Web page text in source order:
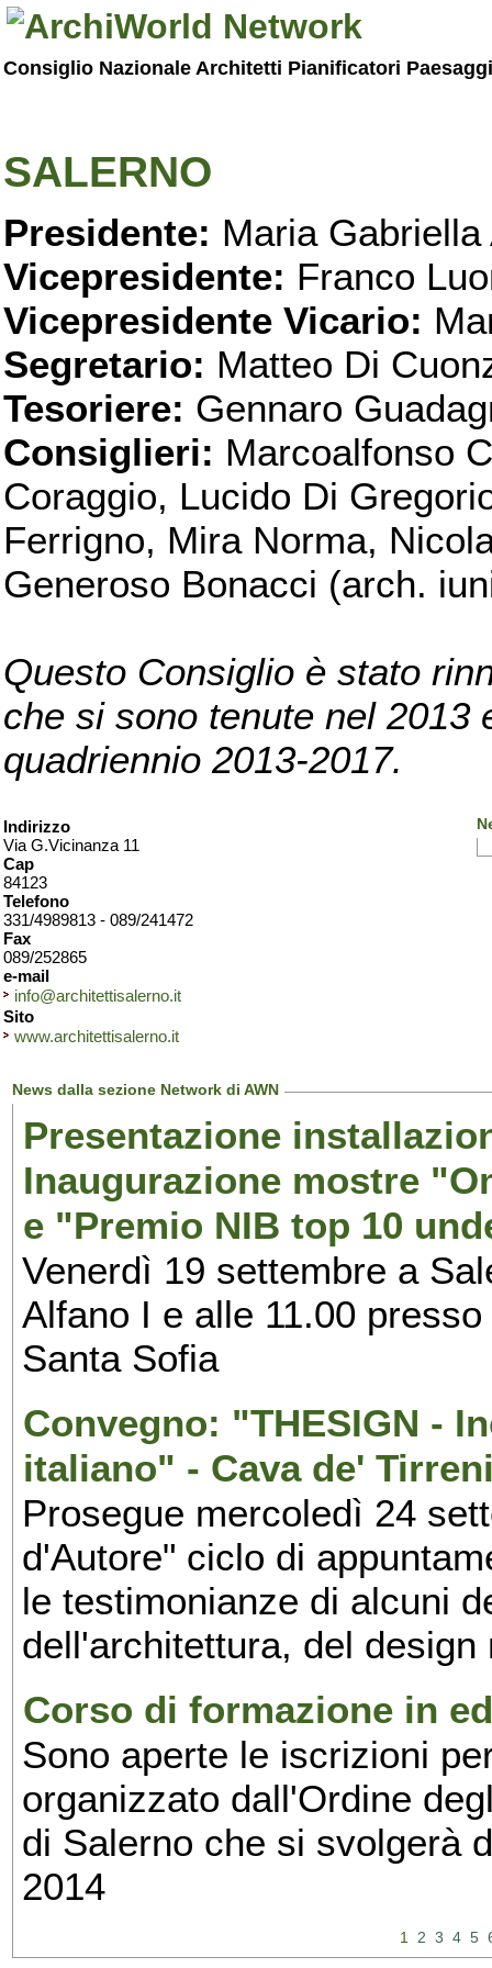
Consiglio Nazionale Architetti Pianificatori
SALERNO
Presidente: Maria Gabriella
Vicepresidente: Franco
Vicepresidente Vicario:
Segretario: Matteo Di
Tesoriere: Gennaro
Consiglieri: Marcoalfonso
Coraggio, Lucido Di
Ferrigno, Mira Norma,
Generoso Bonacci (arch.
Questo Consiglio è stato
che si sono tenute nel 2013
quadriennio 2013-2017.
Indirizzo
Via G.Vicinanza 11
Cap
84123
Telefono
331/4989813 - 089/241472
Fax
089/252865
e-mail
info@architettisalerno.it
Sito
www.architettisalerno.it
News dalla sezione Network di AWN
Presentazione
Inaugurazione mostre
e "Premio NIB top 10
Venerdì 19 settembre a
Alfano I e alle 11.00
Santa Sofia
Convegno: "THESIGN -
italiano" - Cava de'
Prosegue mercoledì 24
d'Autore" ciclo di
le testimonianze di alcuni
dell'architettura, del
Corso di formazione in
Sono aperte le iscrizioni
organizzato dall'Ordine
di Salerno che si svolgerà
2014
1 2 3 4 5